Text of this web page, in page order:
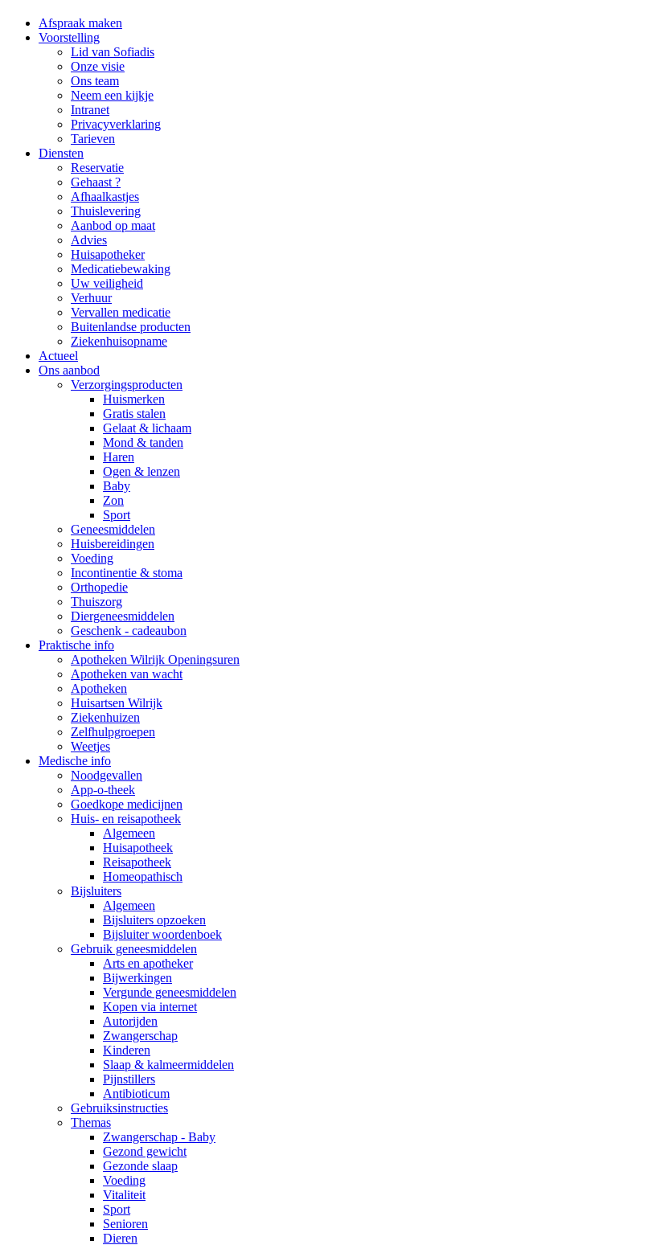
Afspraak maken
Voorstelling
Lid van Sofiadis
Onze visie
Ons team
Neem een kijkje
Intranet
Privacyverklaring
Tarieven
Diensten
Reservatie
Gehaast ?
Afhaalkastjes
Thuislevering
Aanbod op maat
Advies
Huisapotheker
Medicatiebewaking
Uw veiligheid
Verhuur
Vervallen medicatie
Buitenlandse producten
Ziekenhuisopname
Actueel
Ons aanbod
Verzorgingsproducten
Huismerken
Gratis stalen
Gelaat & lichaam
Mond & tanden
Haren
Ogen & lenzen
Baby
Zon
Sport
Geneesmiddelen
Huisbereidingen
Voeding
Incontinentie & stoma
Orthopedie
Thuiszorg
Diergeneesmiddelen
Geschenk - cadeaubon
Praktische info
Apotheken Wilrijk Openingsuren
Apotheken van wacht
Apotheken
Huisartsen Wilrijk
Ziekenhuizen
Zelfhulpgroepen
Weetjes
Medische info
Noodgevallen
App-o-theek
Goedkope medicijnen
Huis- en reisapotheek
Algemeen
Huisapotheek
Reisapotheek
Homeopathisch
Bijsluiters
Algemeen
Bijsluiters opzoeken
Bijsluiter woordenboek
Gebruik geneesmiddelen
Arts en apotheker
Bijwerkingen
Vergunde geneesmiddelen
Kopen via internet
Autorijden
Zwangerschap
Kinderen
Slaap & kalmeermiddelen
Pijnstillers
Antibioticum
Gebruiksinstructies
Themas
Zwangerschap - Baby
Gezond gewicht
Gezonde slaap
Voeding
Vitaliteit
Sport
Senioren
Dieren